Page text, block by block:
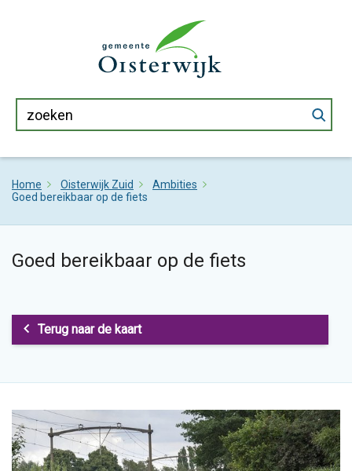
Home Oisterwijk Zuid
Ambities
Goed bereikbaar op de fiets
Goed bereikbaar op de fiets
Terug naar de kaart